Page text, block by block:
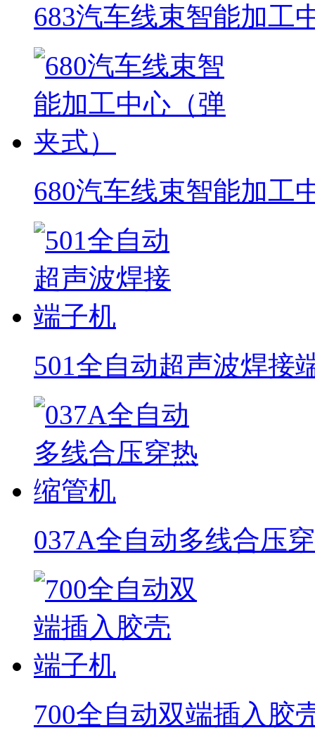
683汽车线束智能加工
680汽车线束智能加工
501全自动超声波焊接
037A全自动多线合压
700全自动双端插入胶